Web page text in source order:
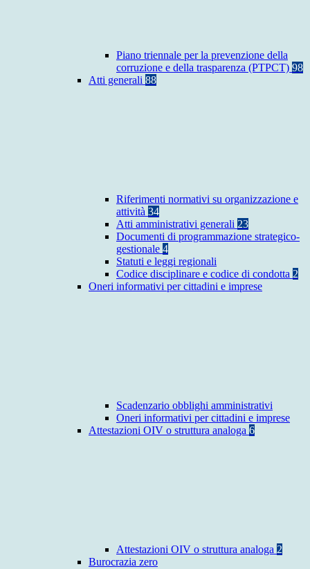
Piano triennale per la prevenzione della
corruzione e della trasparenza (PTPCT) 98
Atti generali 88
Riferimenti normativi su organizzazione e
attività 34
Atti amministrativi generali 23
Documenti di programmazione strategico-
gestionale 4
Statuti e leggi regionali
Codice disciplinare e codice di condotta 2
Oneri informativi per cittadini e imprese
Scadenzario obblighi amministrativi
Oneri informativi per cittadini e imprese
Attestazioni OIV o struttura analoga 6
Attestazioni OIV o struttura analoga 2
Burocrazia zero